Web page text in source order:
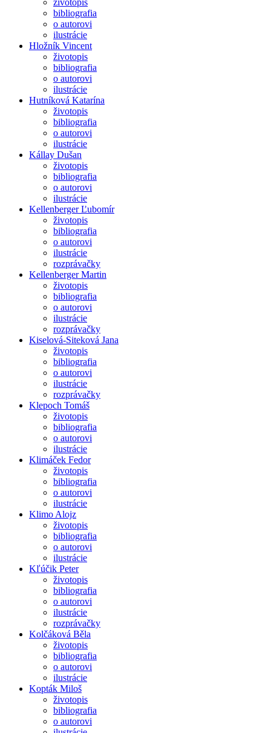
životopis
bibliografia
o autorovi
ilustrácie
Hložník Vincent
životopis
bibliografia
o autorovi
ilustrácie
Hutníková Katarína
životopis
bibliografia
o autorovi
ilustrácie
Kállay Dušan
životopis
bibliografia
o autorovi
ilustrácie
Kellenberger Ľubomír
životopis
bibliografia
o autorovi
ilustrácie
rozprávačky
Kellenberger Martin
životopis
bibliografia
o autorovi
ilustrácie
rozprávačky
Kiselová-Siteková Jana
životopis
bibliografia
o autorovi
ilustrácie
rozprávačky
Klepoch Tomáš
životopis
bibliografia
o autorovi
ilustrácie
Klimáček Fedor
životopis
bibliografia
o autorovi
ilustrácie
Klimo Alojz
životopis
bibliografia
o autorovi
ilustrácie
Kľúčik Peter
životopis
bibliografia
o autorovi
ilustrácie
rozprávačky
Kolčáková Běla
životopis
bibliografia
o autorovi
ilustrácie
Kopták Miloš
životopis
bibliografia
o autorovi